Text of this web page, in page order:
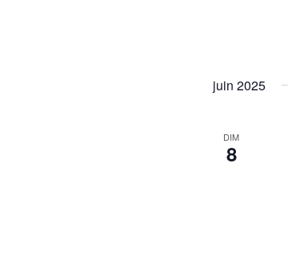
juin 2025
DIM
8